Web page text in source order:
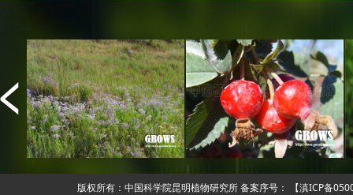
版权所有：中国科学院昆明植物研究所 备案序号： 【滇ICP备